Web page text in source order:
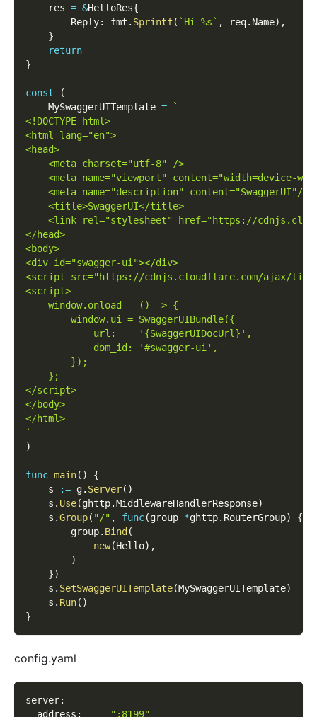
    res
= &HelloRes{
        Reply
: fmt . Sprintf( `Hi %s` , req. Name) ,
}
return
}
const
(
    MySwaggerUITemplate
=
`
<!DOCTYPE html>
<html lang="en">
<head>
    <meta charset="utf-8" />
<meta name="viewport" content="width=device-
    <meta name="description" content="SwaggerUI"/>
    <title>SwaggerUI</title>
<link rel="stylesheet" href="https://
</head>
<body>
<div id="swagger-ui"></div>
<script src="https://cdnjs.cloudflare.com/ajax/
<script>
    window.onload = () => {
        window.ui = SwaggerUIBundle({
            url:    '{SwaggerUIDocUrl}',
            dom_id: '#swagger-ui',
        });
    };
</script>
</body>
</html>
`
)
func main( )
{
    s
:= g. Server( )
    s
. Use(ghttp.MiddlewareHandlerResponse)
    s
.Group( "/" , func(group *ghttp. RouterGroup)
{
        group
. Bind (
new(Hello) ,
)
})
    s
. SetSwaggerUITemplate(MySwaggerUITemplate)
    s
. Run( )
}
config.yaml
server:
address : ":8199"